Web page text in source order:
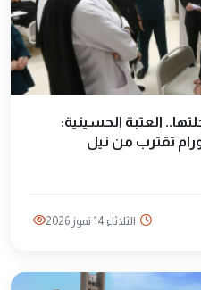
العتبة الحسينية:
تقترب من نيل
الثلاثاء 14 تموز 2026